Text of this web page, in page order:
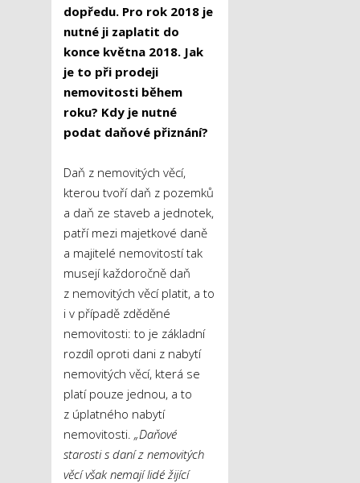
dopředu. Pro rok 2018 je
nutné ji zaplatit do
konce května 2018. Jak
je to při prodeji
nemovitosti během
roku? Kdy je nutné
podat daňové přiznání?
Daň z nemovitých věcí,
kterou tvoří daň z pozemků
a daň ze staveb a jednotek,
patří mezi majetkové daně
a majitelé nemovitostí tak
musejí každoročně daň
z nemovitých věcí platit, a to
i v případě zděděné
nemovitosti: to je základní
rozdíl oproti dani z nabytí
nemovitých věcí, která se
platí pouze jednou, a to
z úplatného nabytí
nemovitosti. „Daňové
starosti s daní z nemovitých
věcí však nemají lidé žijící